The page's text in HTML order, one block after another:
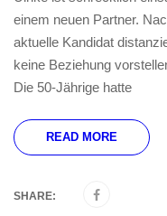
einem neuen Partner.
aktuelle Kandidat
keine Beziehung
Die 50-Jährige hatte
READ MORE
SHARE: